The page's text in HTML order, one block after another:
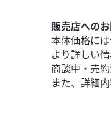
販売店への
本体価格に
より詳しい
商談中・売
また、詳細